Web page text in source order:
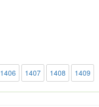
1406 1407 1408 1409